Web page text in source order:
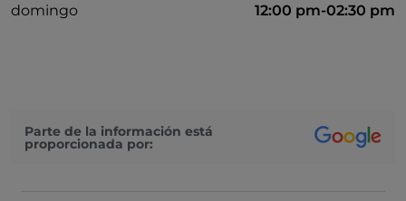
domingo
12:00 pm-02:30 pm
Parte de la información está
proporcionada por: